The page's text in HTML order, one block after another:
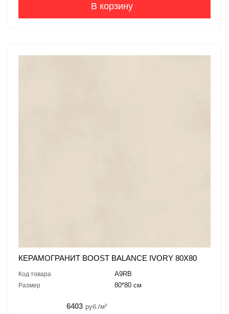
В корзину
КЕРАМОГРАНИТ BOOST BALANCE IVORY 80X80
Код товара A9RB
Размер 80*80 см
6403 руб./м²